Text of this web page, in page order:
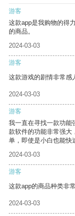
游客
这款app是我购物的得
的商品。
2024-03-03
游客
这款游戏的剧情非常感
2024-03-03
游客
我一直在寻找一款功能
款软件的功能非常强大
单，即使是小白也能快
2024-03-03
游客
这款app的商品种类非
2024-03-03